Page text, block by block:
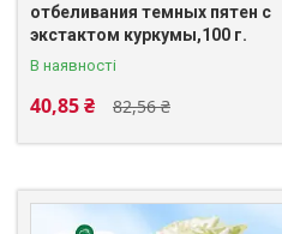
отбеливания темных пятен с
экстактом куркумы,100 г.
В наявності
82,56 ₴
40,85 ₴